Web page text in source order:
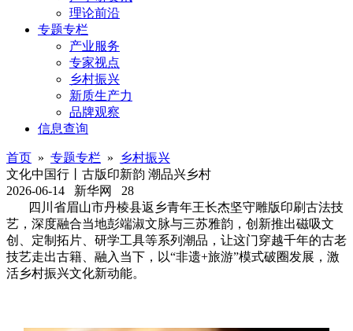
理论前沿
专题专栏
产业服务
专家视点
乡村振兴
新质生产力
品牌观察
信息查询
首页 » 专题专栏 »
乡村振兴
文化中国行丨古版印新韵 潮品兴乡村
2026-06-14 新华网 28
四川省眉山市丹棱县返乡青年王长杰坚守雕版印刷古法技
艺，深度融合当地彭端淑文脉与三苏雅韵，创新推出磁吸文
创、定制拓片、研学工具等系列潮品，让这门穿越千年的古老
技艺走出古籍、融入当下，以“非遗+旅游”模式破圈发展，激
活乡村振兴文化新动能。